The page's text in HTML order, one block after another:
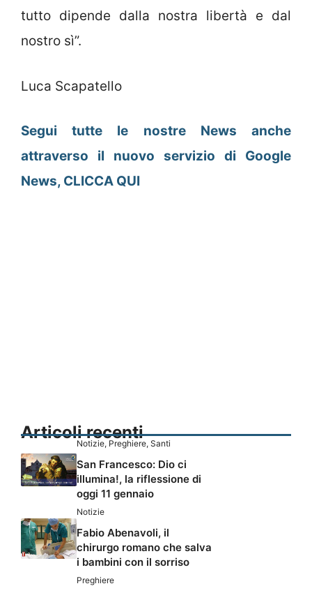
tutto dipende dalla nostra libertà e dal
nostro sì”.
Luca Scapatello
Segui tutte le nostre News anche
attraverso il nuovo servizio di Google
News, CLICCA QUI
Articoli recenti
Notizie, Preghiere, Santi
San Francesco: Dio ci
illumina!, la riflessione di
oggi 11 gennaio
Notizie
Fabio Abenavoli, il
chirurgo romano che salva
i bambini con il sorriso
Preghiere